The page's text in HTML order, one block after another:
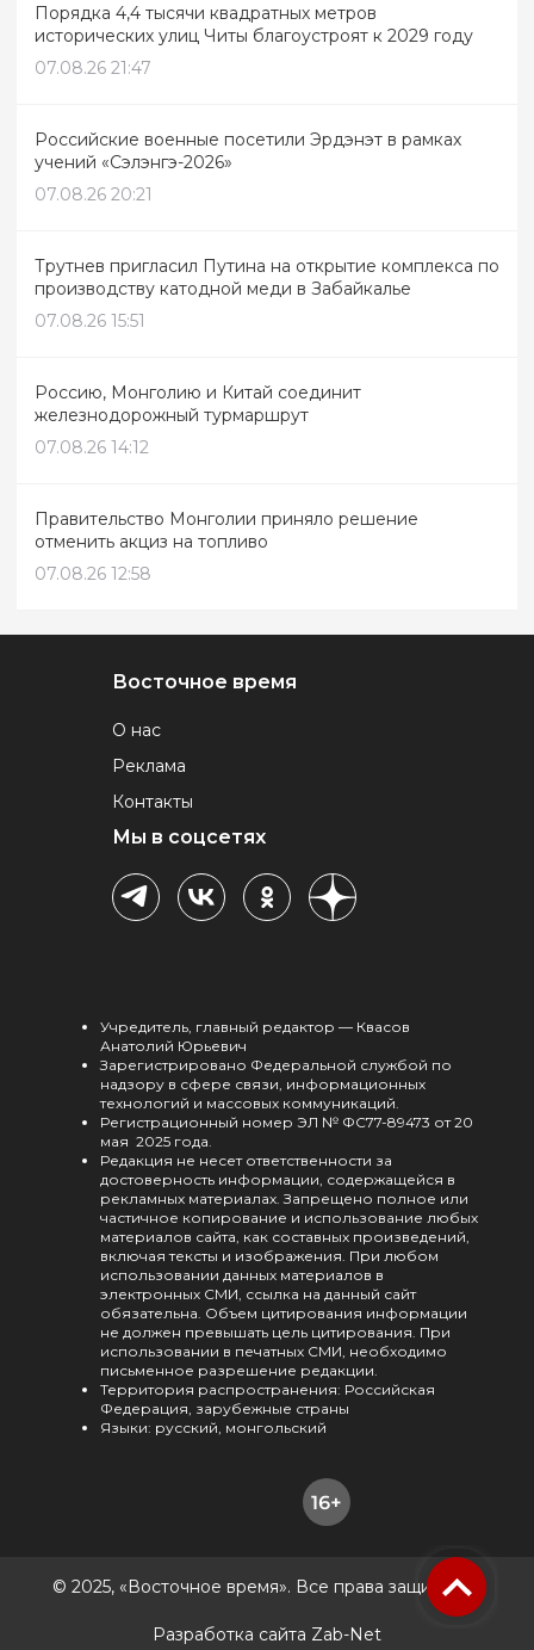
Порядка 4,4 тысячи квадратных метров
исторических улиц Читы благоустроят к 2029 году
07.08.26 21:47
Российские военные посетили Эрдэнэт в рамках
учений «Сэлэнгэ-2026»
07.08.26 20:21
Трутнев пригласил Путина на открытие комплекса по
производству катодной меди в Забайкалье
07.08.26 15:51
Россию, Монголию и Китай соединит
железнодорожный турмаршрут
07.08.26 14:12
Правительство Монголии приняло решение
отменить акциз на топливо
07.08.26 12:58
Восточное время
О нас
Реклама
Контакты
Мы в соцсетях
Учредитель, главный редактор — Квасов
Анатолий Юрьевич
Зарегистрировано Федеральной службой по
надзору в сфере связи, информационных
технологий и массовых коммуникаций.
Регистрационный номер ЭЛ № ФС77-89473 от 20
мая 2025 года.
Редакция не несет ответственности за
достоверность информации, содержащейся в
рекламных материалах. Запрещено полное или
частичное копирование и использование любых
материалов сайта, как составных произведений,
включая тексты и изображения. При любом
использовании данных материалов в
электронных СМИ, ссылка на данный сайт
обязательна. Объем цитирования информации
не должен превышать цель цитирования. При
использовании в печатных СМИ, необходимо
письменное разрешение редакции.
Территория распространения: Российская
Федерация, зарубежные страны
Языки: русский, монгольский
© 2025, «Восточное время». Все права защищены.
Разработка сайта Zab-Net